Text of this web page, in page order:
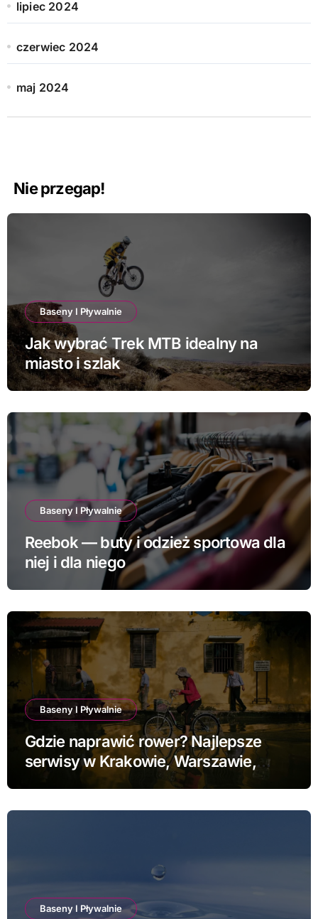
lipiec 2024
czerwiec 2024
maj 2024
Nie przegap!
Baseny I Pływalnie
Jak wybrać Trek MTB idealny na
miasto i szlak
Baseny I Pływalnie
Reebok — buty i odzież sportowa dla
niej i dla niego
Baseny I Pływalnie
Gdzie naprawić rower? Najlepsze
serwisy w Krakowie, Warszawie,
Poznaniu i Łodzi
Baseny I Pływalnie